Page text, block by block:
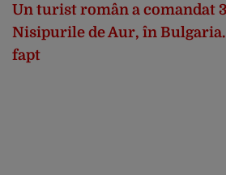
Un turist român a comandat
Nisipurile de Aur, în
fapt